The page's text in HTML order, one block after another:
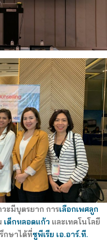
ะมีบุตรยาก การเลือกเพศลูก
เด็กหลอดแก้ว และเทคโนโลยี
กษาได้ที่ซูพีเรีย เอ.อาร์.ที.